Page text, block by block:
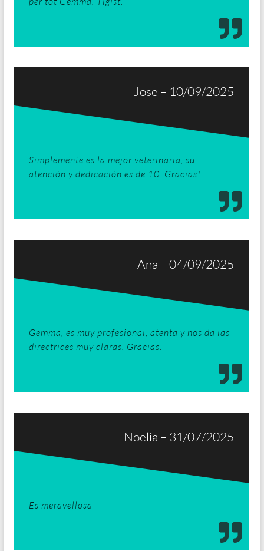
Simplemente es la mejor veterinaria, su
atención y dedicación es de 10. Gracias!
Jose – 10/09/2025
Gemma, es muy profesional, atenta y nos da las
directrices muy claras. Gracias.
Ana – 04/09/2025
Es meravellosa
Noelia – 31/07/2025